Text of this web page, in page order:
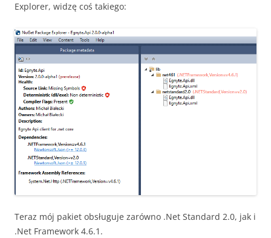
Explorer, widzę coś takiego:
Teraz mój pakiet obsługuje zarówno .Net Standard 2.0, jak i
.Net Framework 4.6.1.